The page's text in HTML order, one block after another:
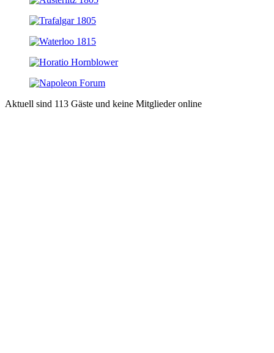
Aktuell sind 113 Gäste und keine Mitglieder online